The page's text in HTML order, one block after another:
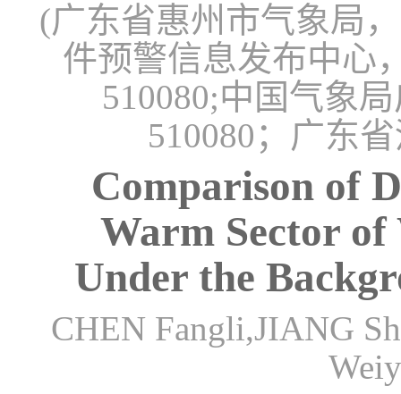
(广东省惠州市气象局
件预警信息发布中心
510080;中国气象
510080；广东
Comparison of
Warm Sector of
Under the
CHEN Fangli,JIANG